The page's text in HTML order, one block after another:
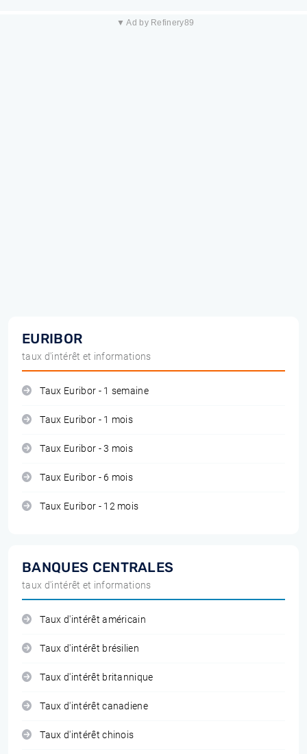
▼ Ad by Refinery89
EURIBOR
taux d'intérêt et informations
Taux Euribor - 1 semaine
Taux Euribor - 1 mois
Taux Euribor - 3 mois
Taux Euribor - 6 mois
Taux Euribor - 12 mois
BANQUES CENTRALES
taux d'intérêt et informations
Taux d'intérêt américain
Taux d'intérêt brésilien
Taux d'intérêt britannique
Taux d'intérêt canadiene
Taux d'intérêt chinois